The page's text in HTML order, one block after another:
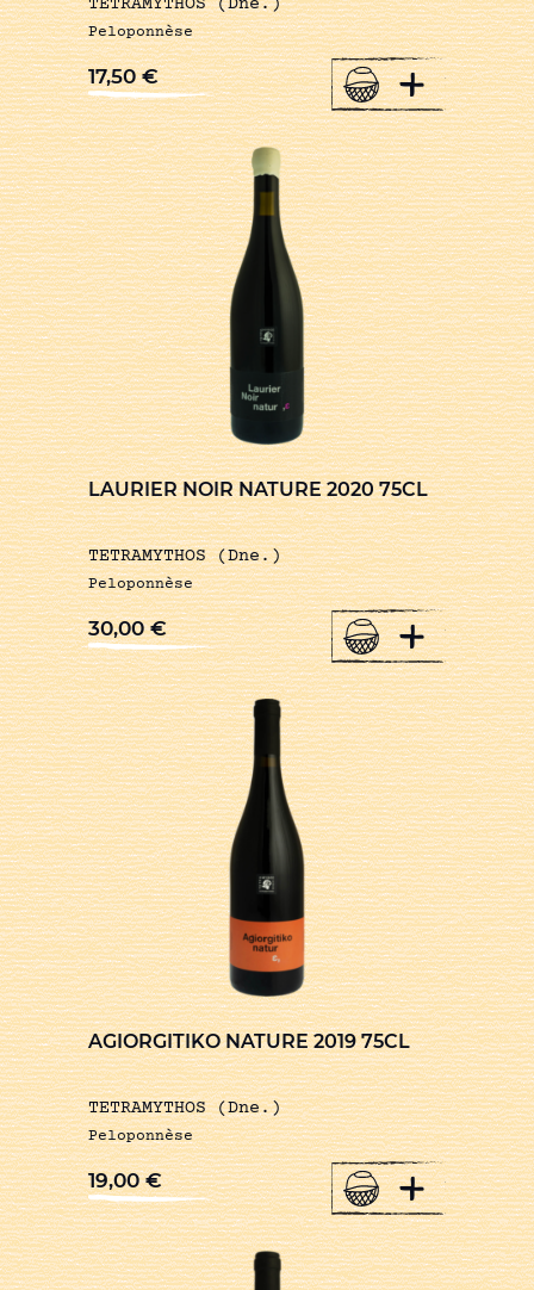
TETRAMYTHOS (Dne.)
Peloponnèse
17,50€ +
LAURIER NOIR NATURE 2020 75CL
TETRAMYTHOS (Dne.)
Peloponnèse
30,00€ +
AGIORGITIKO NATURE 2019 75CL
TETRAMYTHOS (Dne.)
Peloponnèse
19,00€ +